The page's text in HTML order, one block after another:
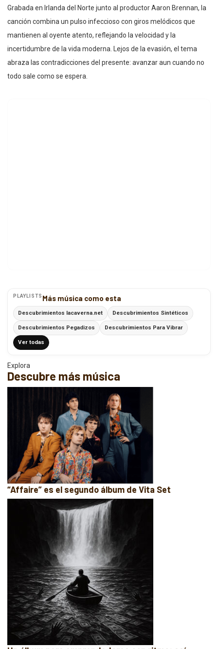
Grabada en Irlanda del Norte junto al productor Aaron Brennan, la
canción combina un pulso infeccioso con giros melódicos que
mantienen al oyente atento, reflejando la velocidad y la
incertidumbre de la vida moderna. Lejos de la evasión, el tema
abraza las contradicciones del presente: avanzar aun cuando no
todo sale como se espera.
PLAYLISTS Más música como esta
Descubrimientos lacaverna.net Descubrimientos Sintéticos
Descubrimientos Pegadizos Descubrimientos Para Vibrar
Ver todas
Explora
Descubre más música
“Affaire” es el segundo álbum de Vita Set